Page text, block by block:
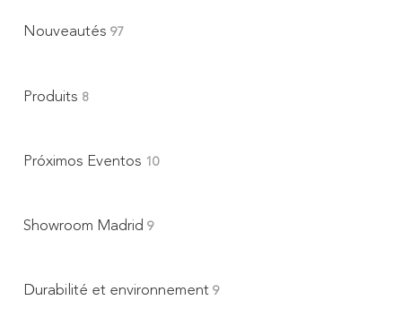
Nouveautés 97
Produits 8
Próximos Eventos 10
Showroom Madrid 9
Durabilité et environnement 9